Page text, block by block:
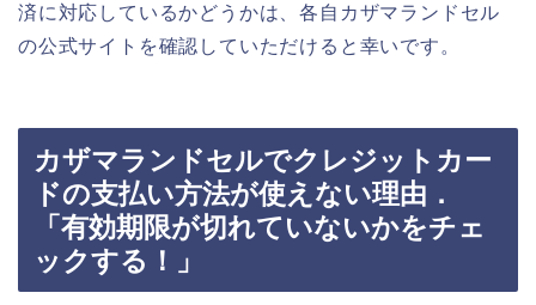
済に対応しているかどうかは、各自カザマランドセル
の公式サイトを確認していただけると幸いです。
カザマランドセルでクレジットカー
ドの支払い方法が使えない理由．
「有効期限が切れていないかをチェ
ックする！」